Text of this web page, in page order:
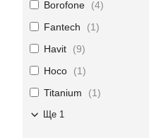
Borofone
4
Fantech
1
Havit
9
Hoco
1
Titanium
1
Ще 1